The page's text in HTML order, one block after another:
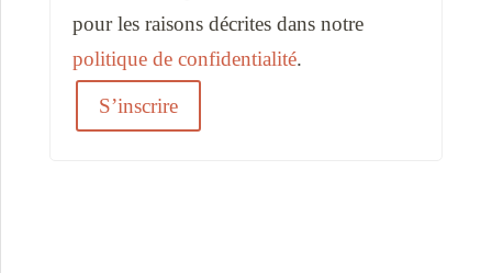
pour les raisons décrites dans notre
politique de confidentialité.
S’inscrire